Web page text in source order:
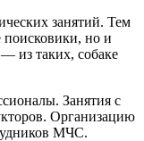
занятий. Тем
поисковики, но и
из таких, собаке
Занятия с
Организацию
МЧС.